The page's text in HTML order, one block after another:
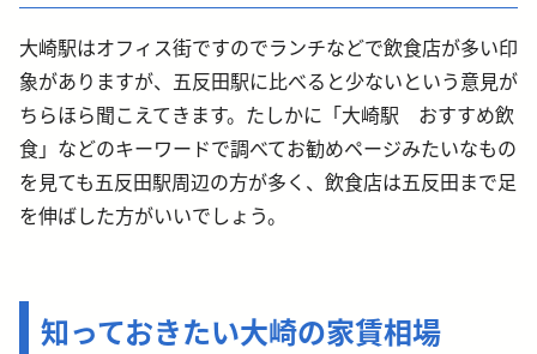
大崎駅はオフィス街ですのでランチなどで飲食店が多い印
象がありますが、五反田駅に比べると少ないという意見が
ちらほら聞こえてきます。たしかに「大崎駅 おすすめ飲
食」などのキーワードで調べてお勧めページみたいなもの
を見ても五反田駅周辺の方が多く、飲食店は五反田まで足
を伸ばした方がいいでしょう。
知っておきたい大崎の家賃相場